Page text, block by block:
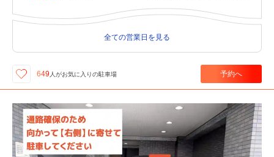
全ての営業日を見る
649 人がお気に入りの駐車場 予約へ